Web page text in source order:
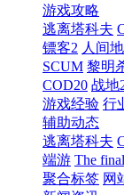
游戏攻略
逃离塔科夫
镖客2 人间
SCUM 黎明
COD20 战地
游戏经验 行
辅助动态
逃离塔科夫
端游 The
聚合标签 网